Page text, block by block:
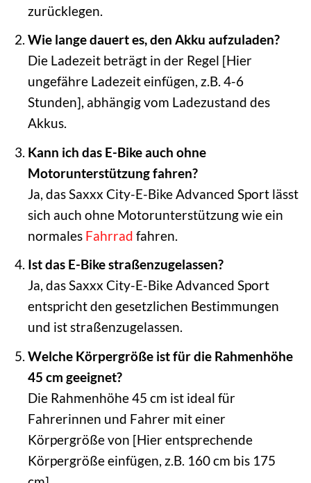
zurücklegen.
Wie lange dauert es, den Akku aufzuladen?
Die Ladezeit beträgt in der Regel [Hier
ungefähre Ladezeit einfügen, z.B. 4-6
Stunden], abhängig vom Ladezustand des
Akkus.
Kann ich das E-Bike auch ohne
Motorunterstützung fahren?
Ja, das Saxxx City-E-Bike Advanced Sport lässt
sich auch ohne Motorunterstützung wie ein
normales Fahrrad fahren.
Ist das E-Bike straßenzugelassen?
Ja, das Saxxx City-E-Bike Advanced Sport
entspricht den gesetzlichen Bestimmungen
und ist straßenzugelassen.
Welche Körpergröße ist für die Rahmenhöhe
45 cm geeignet?
Die Rahmenhöhe 45 cm ist ideal für
Fahrerinnen und Fahrer mit einer
Körpergröße von [Hier entsprechende
Körpergröße einfügen, z.B. 160 cm bis 175